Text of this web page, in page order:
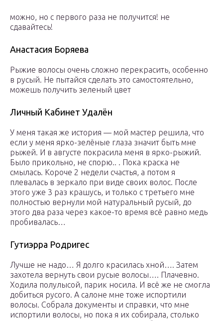
можно, но с первого раза не получится! не
сдавайтесь!
Анастасия Боряева
Рыжие волосы очень сложно перекрасить, особенно
в русый. Не пытайся сделать это самостоятельно,
можешь получить зеленый цвет
Личный Кабинет Удалён
У меня такая же история — мой мастер решила, что
если у меня ярко-зелёные глаза значит быть мне
рыжей. И в августе покрасила меня в ярко-рыжий.
Было прикольно, не спорю.. . Пока краска не
смылась. Короче 2 недели счастья, а потом я
плевалась в зеркало при виде своих волос. После
этого уже 3 раз крашусь, и только с третьего мне
полностью вернули мой натуральный русый, до
этого два раза через какое-то время всё равно медь
пробивалась…
Гутиэрра Родригес
Лучше не надо… Я долго красилась хной…. Затем
захотела вернуть свои русые волосы…. Плачевно.
Ходила полулысой, парик носила. И всё же не смогла
добиться русого. А салоне мне тоже испортили
волосы. Собрала документы и справки, что мне
испортили волосы, но пока я их собирала, столько